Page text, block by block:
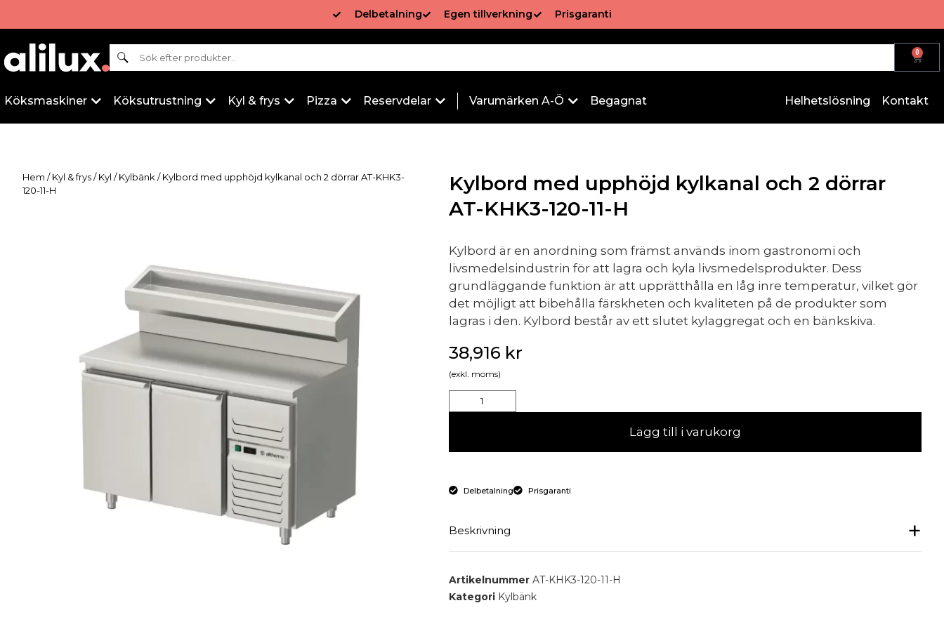
Delbetalning Egen tillverkning Prisgaranti
Sök 0
Köksmaskiner Köksutrustning Kyl & frys Pizza Reservdelar Varumärken A-Ö Begagnat Helhetslösning Kontakt
Hem /Kyl & frys/Kyl /Kylbänk / Kylbord med upphöjd kylkanal och 2 dörrar AT-KHK3-
120-11-H
Kylbord med upphöjd kylkanal och 2 dörrar
AT-KHK3-120-11-H
Kylbord är en anordning som främst används inom gastronomi och
livsmedelsindustrin för att lagra och kyla livsmedelsprodukter. Dess
grundläggande funktion är att upprätthålla en låg inre temperatur, vilket gör
det möjligt att bibehålla färskheten och kvaliteten på de produkter som
lagras i den. Kylbord består av ett slutet kylaggregat och en bänkskiva.
38,916 kr
(exkl. moms)
Lägg till i varukorg
Delbetalning Prisgaranti
Beskrivning
Kylbord med 2 dörrar och upphöjd kylkanal.
Artikelnummer AT-KHK3-120-11-H
Kategori Kylbänk